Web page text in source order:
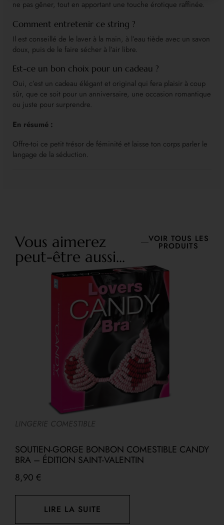
ne pas gêner, tout en apportant une touche érotique raffinée.
Comment entretenir ce string ?
Il est conseillé de le laver à la main, à l’eau tiède avec un savon
doux, puis de le faire sécher à l’air libre.
Est-ce un bon choix pour un cadeau ?
Oui, c’est un cadeau élégant et original qui fera plaisir à coup
sûr, que ce soit pour un anniversaire, une occasion romantique
ou juste pour surprendre.
En résumé :
Offre-toi ce petit trésor de féminité et laisse ton corps parler le
langage de la séduction.
Vous aimerez
peut-être aussi...
VOIR TOUS LES
PRODUITS
LINGERIE COMESTIBLE
SOUTIEN-GORGE BONBON COMESTIBLE CANDY
BRA – ÉDITION SAINT-VALENTIN
8,90 €
LIRE LA SUITE